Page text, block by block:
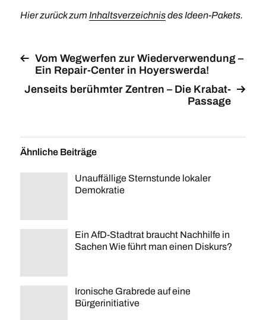
Hier zurück zum Inhaltsverzeichnisdes Ideen-Pakets.
Vom Wegwerfen zur Wiederverwendung –
Ein Repair-Center in Hoyerswerda!
Jenseits berühmter Zentren – Die Krabat-
Passage
Ähnliche Beiträge
Unauffällige Sternstunde lokaler
Demokratie
Ein AfD-Stadtrat braucht Nachhilfe in
Sachen Wie führt man einen Diskurs?
Ironische Grabrede auf eine
Bürgerinitiative